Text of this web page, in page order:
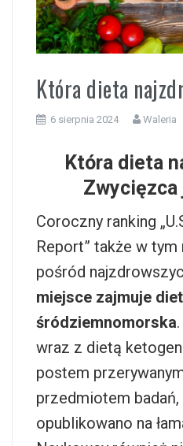
Która dieta
6 sierpnia 2024 Waleria
Która dieta
Coroczny ranking
Report” także w tym
pośród
miejsce zajmuje
śródziemnomorska
wraz z dietą
postem
przedmiotem
opublikowano na